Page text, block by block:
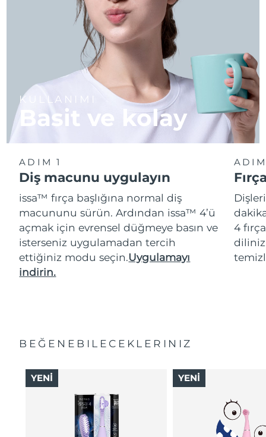
KULLANIMI
Basit ve kolay
ADIM 1
Diş macunu uygulayın
issa™ fırça başlığına normal diş
macununu sürün. Ardından issa™ 4’ü
açmak için evrensel düğmeye basın ve
isterseniz uygulamadan tercih
ettiğiniz modu seçin.Uygulamayı
indirin.
4
BEĞENEBILECEKLERINIZ
YENİ YENİ